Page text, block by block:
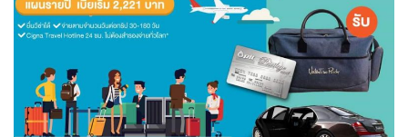
Search
for: